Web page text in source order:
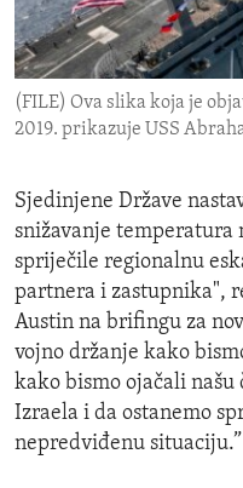
ENVIRONMENT AND
IDEALS AND
(FILE) Ova slika koja je
2019. prikazuje USS
Sjedinjene Države
snižavanje temperatura
spriječile regionalnu
partnera i zastupnika",
Austin na brifingu za
vojno držanje kako
kako bismo ojačali našu
Izraela i da ostanemo
nepredviđenu situaciju.”